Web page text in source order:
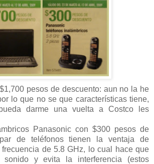
pesos de descuento: aun no la he
lo que no se que características tiene,
darme una vuelta a Costco les
Panasonic con $300 pesos de
de teléfonos tienen la ventaja de
de 5.8 GHz, lo cual hace que
sonido y evita la interferencia (estos